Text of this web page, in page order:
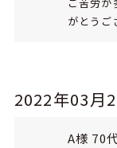
ご苦労
がとうご
2022年03月
A様 70